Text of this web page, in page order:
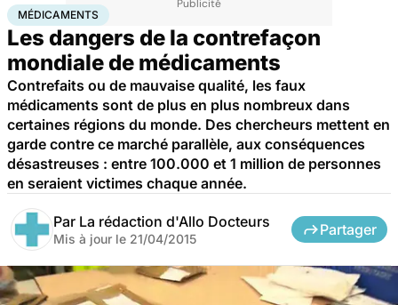
AccueilSantéMédicaments Médicaments
MÉDICAMENTS
Les dangers de la contrefaçon
mondiale de médicaments
Contrefaits ou de mauvaise qualité, les faux
médicaments sont de plus en plus nombreux dans
certaines régions du monde. Des chercheurs mettent en
garde contre ce marché parallèle, aux conséquences
désastreuses : entre 100.000 et 1 million de personnes
en seraient victimes chaque année.
Par La rédaction d'Allo Docteurs
Mis à jour le 21/04/2015
Partager